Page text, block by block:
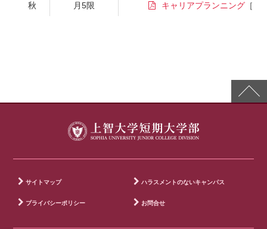
秋 月5限 キャリアプランニング
サイトマップ ハラスメントのないキャンパス
プライバシーポリシー お問合せ